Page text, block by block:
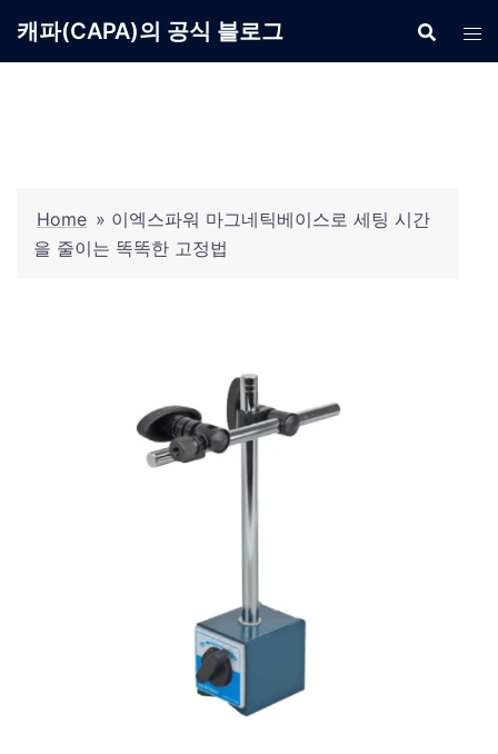
캐파(CAPA)의 공식 블로그
Home » 이엑스파워 마그네틱베이스로 세팅 시간
을 줄이는 똑똑한 고정법